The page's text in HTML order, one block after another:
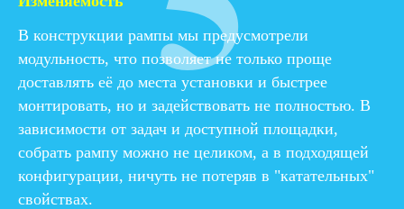
В конструкции рампы мы предусмотрели
модульность, что позволяет не только проще
доставлять её до места установки и быстрее
монтировать, но и задействовать не полностью. В
зависимости от задач и доступной площадки,
собрать рампу можно не целиком, а в подходящей
конфигурации, ничуть не потеряв в "катательных"
свойствах.